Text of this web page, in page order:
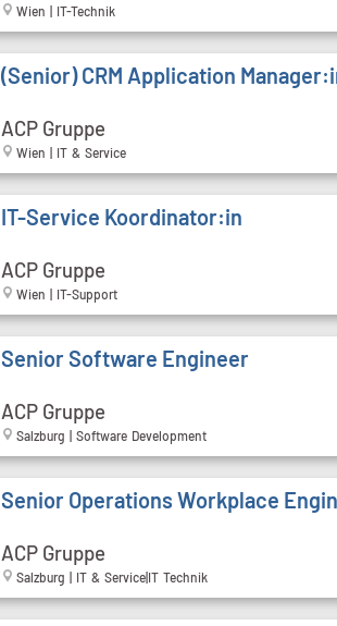
Wien | IT-Technik
(Senior) CRM Application
ACP Gruppe
Wien | IT & Service
IT-Service Koordinator:in
ACP Gruppe
Wien | IT-Support
Senior Software Engineer
ACP Gruppe
Salzburg | Software Development
Senior Operations Workplace
ACP Gruppe
Salzburg | IT & Service|IT Technik